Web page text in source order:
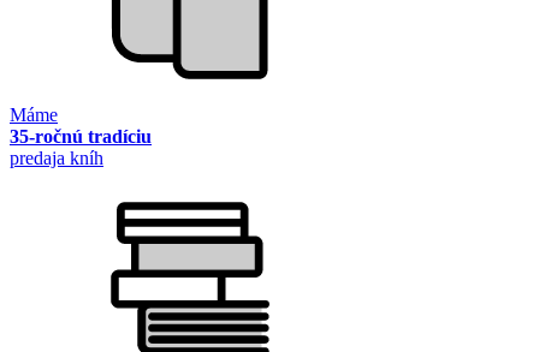
Máme
35-ročnú tradíciu
predaja kníh